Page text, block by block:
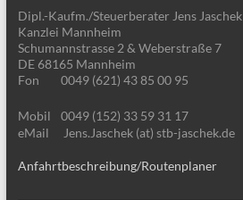
Dipl.-Kaufm./Steuerberater Jens Jaschek
Kanzlei Mannheim
Schumannstrasse 2 & Weberstraße 7
DE 68165 Mannheim
Fon
0049 (621) 43 85 00 95
Mobil
0049 (152) 33 59 31 17
eMail
Jens.Jaschek (at) stb-jaschek.de
Anfahrtbeschreibung/Routenplaner